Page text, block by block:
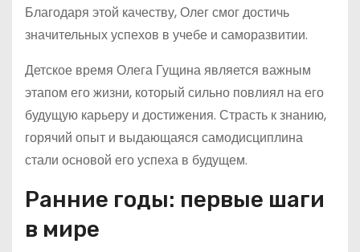
Благодаря этой качеству, Олег смог достичь
значительных успехов в учебе и саморазвитии.
Детское время Олега Гущина является важным
этапом его жизни, который сильно повлиял на его
будущую карьеру и достижения. Страсть к знанию,
горячий опыт и выдающаяся самодисциплина
стали основой его успеха в будущем.
Ранние годы: первые шаги
в мире